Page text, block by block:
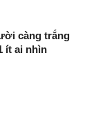
càng trắng
ít ai nhìn